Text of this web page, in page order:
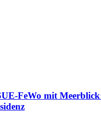
FeWo mit